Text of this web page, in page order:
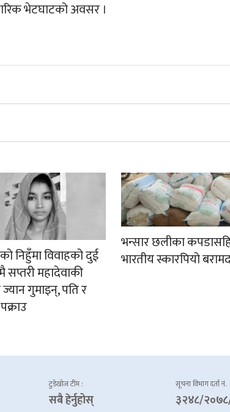
भेटघाटको अवसर ।
निहुँमा विवाहको दुई
सप्तरी महादेवाकी
गुमाइन्, पति र
भन्सार छलीका
भारतीय स्कारपियो
टुडेखोज टीम :
सबै हेर्नुहोस्
सूचना विभाग दर्ता नं.
३२४८/